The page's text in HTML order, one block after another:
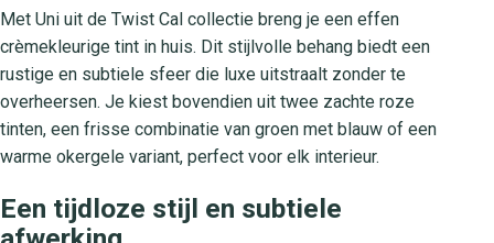
Met Uni uit de Twist Cal collectie breng je een effen
crèmekleurige tint in huis. Dit stijlvolle behang biedt een
rustige en subtiele sfeer die luxe uitstraalt zonder te
overheersen. Je kiest bovendien uit twee zachte roze
tinten, een frisse combinatie van groen met blauw of een
warme okergele variant, perfect voor elk interieur.
Een tijdloze stijl en subtiele